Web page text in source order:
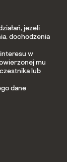
jeżeli
dochodzenia
w
mu
lub
dane